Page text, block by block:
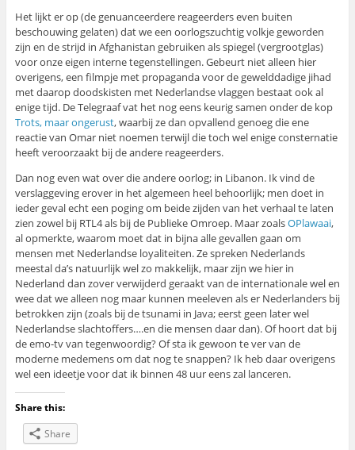
Het lijkt er op (de genuanceerdere reageerders even buiten
beschouwing gelaten) dat we een oorlogszuchtig volkje geworden
zijn en de strijd in Afghanistan gebruiken als spiegel (vergrootglas)
voor onze eigen interne tegenstellingen. Gebeurt niet alleen hier
overigens, een filmpje met propaganda voor de gewelddadige jihad
met daarop doodskisten met Nederlandse vlaggen bestaat ook al
enige tijd. De Telegraaf vat het nog eens keurig samen onder de kop
Trots, maar ongerust, waarbij ze dan opvallend genoeg die ene
reactie van Omar niet noemen terwijl die toch wel enige consternatie
heeft veroorzaakt bij de andere reageerders.
Dan nog even wat over die andere oorlog; in Libanon. Ik vind de
verslaggeving erover in het algemeen heel behoorlijk; men doet in
ieder geval echt een poging om beide zijden van het verhaal te laten
zien zowel bij RTL4 als bij de Publieke Omroep. Maar zoalsOPlawaai,
al opmerkte, waarom moet dat in bijna alle gevallen gaan om
mensen met Nederlandse loyaliteiten. Ze spreken Nederlands
meestal da’s natuurlijk wel zo makkelijk, maar zijn we hier in
Nederland dan zover verwijderd geraakt van de internationale wel en
wee dat we alleen nog maar kunnen meeleven als er Nederlanders bij
betrokken zijn (zoals bij de tsunami in Java; eerst geen later wel
Nederlandse slachtoffers….en die mensen daar dan). Of hoort dat bij
de emo-tv van tegenwoordig? Of sta ik gewoon te ver van de
moderne medemens om dat nog te snappen? Ik heb daar overigens
wel een ideetje voor dat ik binnen 48 uur eens zal lanceren.
Share this:
Share